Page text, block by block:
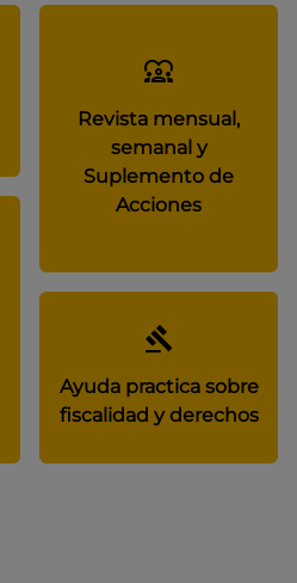
Revista mensual,
semanal y
Suplemento de
Acciones
Ayuda practica sobre
fiscalidad y derechos